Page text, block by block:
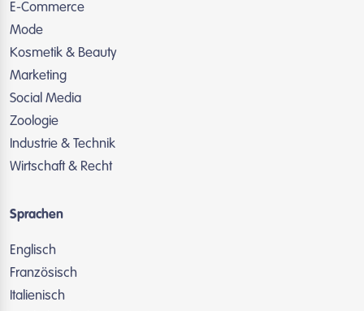
E-Commerce
Mode
Kosmetik & Beauty
Marketing
Social Media
Zoologie
Industrie & Technik
Wirtschaft & Recht
Sprachen
Englisch
Französisch
Italienisch